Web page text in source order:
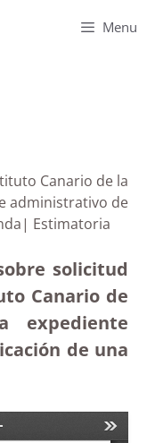
Menu
Canario de la
administrativo de
Estimatoria
solicitud
Canario de
expediente
de una